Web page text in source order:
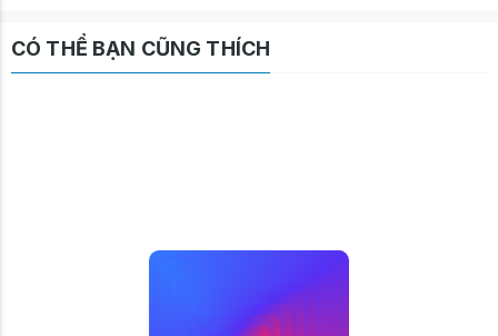
CÓ THỂ BẠN CŨNG THÍCH